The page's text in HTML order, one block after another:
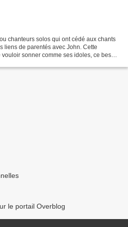
chanteurs solos qui ont cédé aux chants
liens de parentés avec John. Cette
sonner comme ses idoles, ce besoin
le portail Overblog